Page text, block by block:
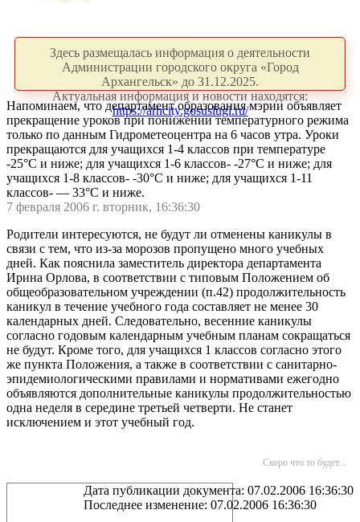
Здесь размещалась информация о деятельности
Администрации городского округа «Город
Архангельск» до 31.12.2025.
Актуальная информация и новости находятся:
https://arhcity.gosuslugi.ru/
Напоминаем, что департамент образования мэрии объявляет
прекращение уроков при понижении температурного режима
только по данным Гидрометеоцентра на 6 часов утра. Уроки
прекращаются для учащихся 1-4 классов при температуре
-25°С и ниже; для учащихся 1-6 классов- -27°С и ниже; для
учащихся 1-8 классов- -30°С и ниже; для учащихся 1-11
классов- — 33°С и ниже.
7 февраля 2006 г. вторник, 16:36:30
Родители интересуются, не будут ли отменены каникулы в
связи с тем, что из-за морозов пропущено много учебных
дней. Как пояснила заместитель директора департамента
Ирина Орлова, в соответствии с типовым Положением об
общеобразовательном учреждении (п.42) продолжительность
каникул в течение учебного года составляет не менее 30
календарных дней. Следовательно, весенние каникулы
согласно годовым календарным учебным планам сокращаться
не будут. Кроме того, для учащихся 1 классов согласно этого
же пункта Положения, а также в соответствии с санитарно-
эпидемиологическими правилами и нормативами ежегодно
объявляются дополнительные каникулы продолжительностью
одна неделя в середине третьей четверти. Не станет
исключением и этот учебный год.
Скоро что то будет...
Дата публикации документа: 07.02.2006 16:36:30
Последнее изменение: 07.02.2006 16:36:30